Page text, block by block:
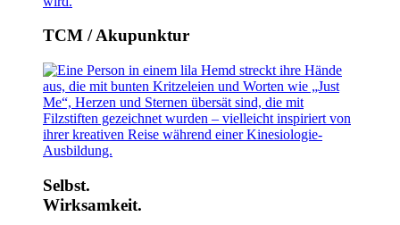
TCM / Akupunktur
Selbst.
Wirksamkeit.